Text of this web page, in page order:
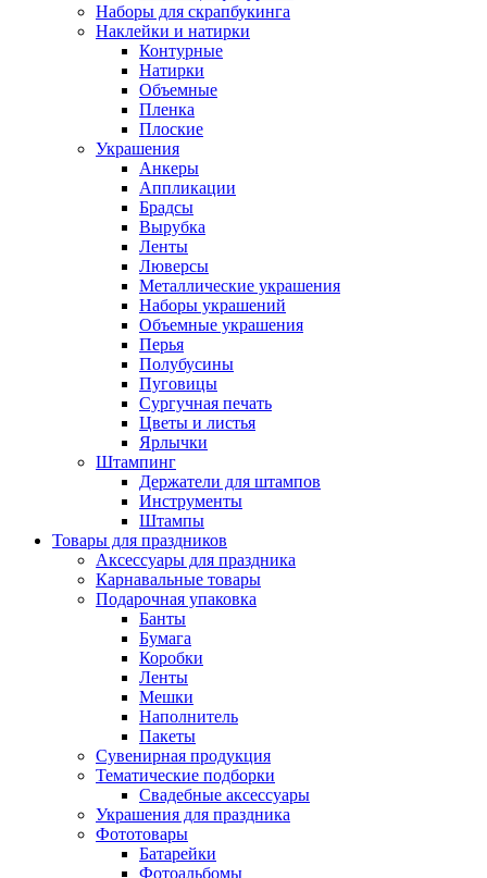
Наборы для скрапбукинга
Наклейки и натирки
Контурные
Натирки
Объемные
Пленка
Плоские
Украшения
Анкеры
Аппликации
Брадсы
Вырубка
Ленты
Люверсы
Металлические украшения
Наборы украшений
Объемные украшения
Перья
Полубусины
Пуговицы
Сургучная печать
Цветы и листья
Ярлычки
Штампинг
Держатели для штампов
Инструменты
Штампы
Товары для праздников
Аксессуары для праздника
Карнавальные товары
Подарочная упаковка
Банты
Бумага
Коробки
Ленты
Мешки
Наполнитель
Пакеты
Сувенирная продукция
Тематические подборки
Свадебные аксессуары
Украшения для праздника
Фототовары
Батарейки
Фотоальбомы